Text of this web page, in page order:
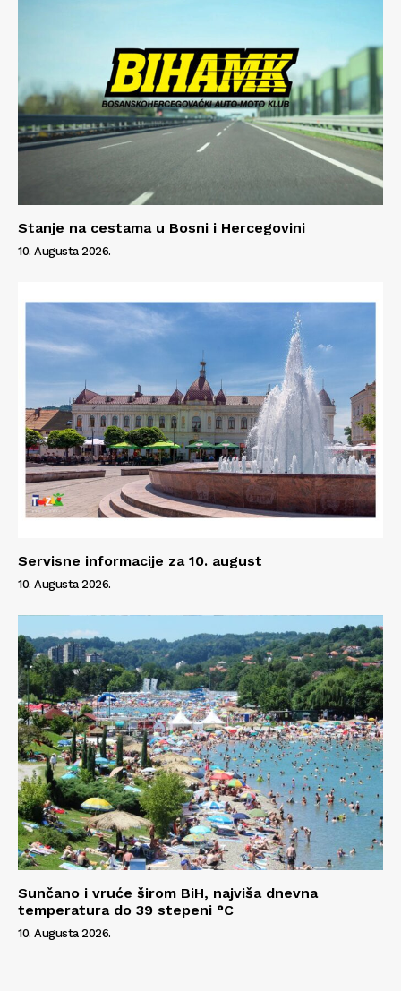
Info
O nama
Kontakt
Stanje na cestama u Bosni i Hercegovini
10. Augusta 2026.
Servisne informacije za 10. august
10. Augusta 2026.
Sunčano i vruće širom BiH, najviša dnevna
temperatura do 39 stepeni °C
10. Augusta 2026.